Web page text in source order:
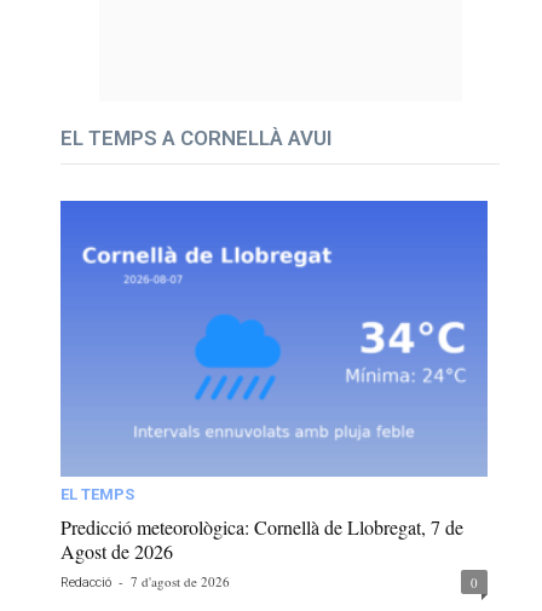
EL TEMPS A CORNELLÀ AVUI
EL TEMPS
Predicció meteorològica: Cornellà de Llobregat, 7 de
Agost de 2026
Redacció - 7 d'agost de 2026 0